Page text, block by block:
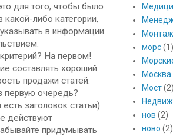
для того, чтобы было
либо категории,
в информации
На первом!
составлять хороший
продажи статей.
первую очередь?
заголовок статьи).
действуют
придумывать
морс (1)
Москва
Мост
нов (2)
ново (2)